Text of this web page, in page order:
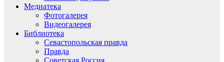
Медиатека
Фотогалерея
Видеогалерея
Библиотека
Севастопольская правда
Правда
Советская Россия